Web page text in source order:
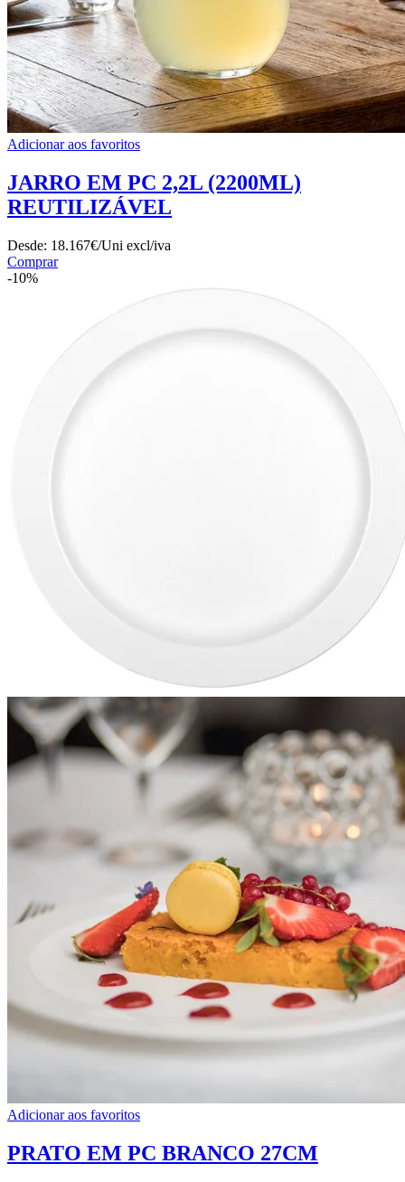
Adicionar aos favoritos
JARRO EM PC 2,2L (2200ML)
REUTILIZÁVEL
Desde: 18.167€/Uni excl/iva
Comprar
-10%
Adicionar aos favoritos
PRATO EM PC BRANCO 27CM